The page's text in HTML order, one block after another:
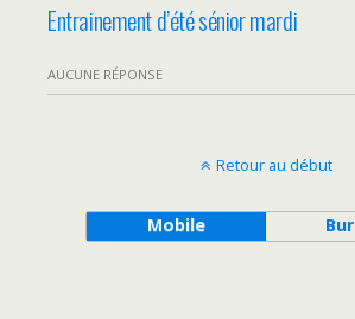
Entrainement d’été sénior mardi
AUCUNE RÉPONSE
Retour au début
Mobile